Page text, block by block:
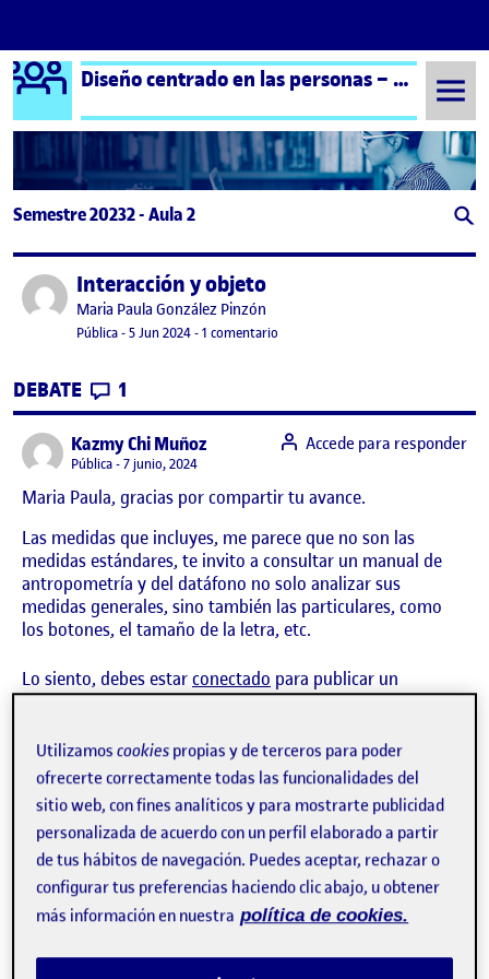
Saltar al contenido
Logo Ágora Diseño centrado en las personas – Aula 2
Semestre 20232 - Aula 2
Publicado porInteracción y objeto
Publicado por
Maria Paula González Pinzón
Visibilidad:
Pública-Fecha de publicación
5 Jun 20246 junio, 2024 1:37 am
-1 comentario
DEBATE CONTRIBUTIONS
1
Kazmy Chi Muñozsays:
Visibilidad:
Pública 7 junio, 2024
Maria Paula, gracias por compartir tu avance.
Las medidas que incluyes, me parece que no son las
medidas estándares, te invito a consultar un manual de
antropometría y del datáfono no solo analizar sus
medidas generales, sino también las particulares, como
los botones, el tamaño de la letra, etc.
Accede para responder
Lo siento, debes estarconectado para publicar un
comentario.
Publicado porPractica 1 / Maqueta estación de tren
Publicado por
Maria Paula González Pinzón
Visibilidad:
Pública -Fecha de publicación
23 Abr 202425 abril, 2024 2:21 pm
-comentarioen Practica 1 / Maqueta estación de
DEBATE CONTRIBUTION
0
EN PRACTICA 1 / MAQUETA ESTACIÓN DE
Utilizamoscookies propias y de terceros para poder
ofrecerte correctamente todas las funcionalidades del
sitio web, con fines analíticos y para mostrarte publicidad
personalizada de acuerdo con un perfil elaborado a partir
de tus hábitos de navegación. Puedes aceptar, rechazar o
configurar tus preferencias haciendo clic abajo, u obtener
más información en nuestra política de cookies.